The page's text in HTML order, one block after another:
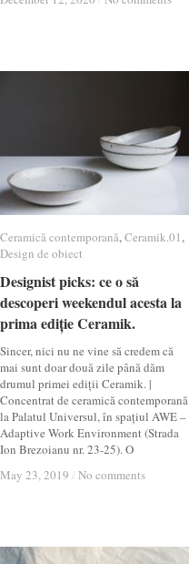
Ceramică contemporană,Ceramik.01,
Design de obiect
Designist picks: ce o să
descoperi weekendul acesta la
prima ediție Ceramik.
Sincer, nici nu ne vine să credem că
mai sunt doar două zile până dăm
drumul primei ediții Ceramik. |
Concentrat de ceramică contemporană
la Palatul Universul, în spațiul AWE –
Adaptive Work Environment (Strada
Ion Brezoianu nr. 23-25). O
May 23, 2019 / No comments
Ceramică contemporană Ceramik.01
Design de obiect
Designist picks: ce o să
descoperi weekendul acesta la
prima ediție Ceramik.
May 23, 2019 / No comments